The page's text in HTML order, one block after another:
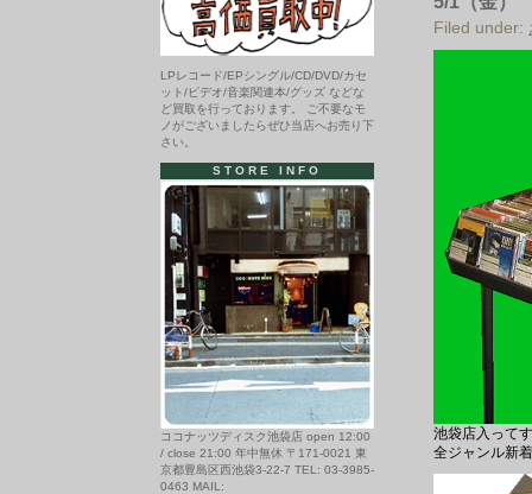
Filed under:
池袋店入って
全ジャンル新
LPレコード/EPシングル/CD/DVD/カセ
ット/ビデオ/音楽関連本/グッズ などな
ど買取を行っております。 ご不要なモ
ノがございましたらぜひ当店へお売り下
さい。
STORE INFO
ココナッツディスク池袋店 open 12:00
/ close 21:00 年中無休 〒171-0021 東
京都豊島区西池袋3-22-7 TEL: 03-3985-
0463 MAIL: